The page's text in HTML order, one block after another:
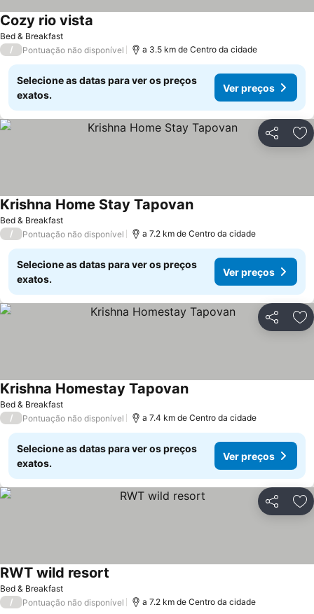
Bed & Breakfast
Cozy rio vista
/ Pontuação não disponível a 3.5 km de Centro da cidade
Selecione as datas para ver os preços
exatos.
Ver preços
Partilhar
Bed & Breakfast
Krishna Home Stay Tapovan
/ Pontuação não disponível a 7.2 km de Centro da cidade
Selecione as datas para ver os preços
exatos.
Ver preços
Partilhar
Bed & Breakfast
Krishna Homestay Tapovan
/ Pontuação não disponível a 7.4 km de Centro da cidade
Selecione as datas para ver os preços
exatos.
Ver preços
Partilhar
Bed & Breakfast
RWT wild resort
/ Pontuação não disponível a 7.2 km de Centro da cidade